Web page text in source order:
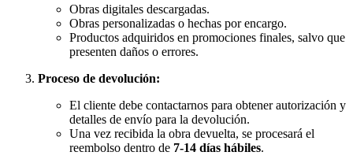
Obras digitales descargadas.
Obras personalizadas o hechas por encargo.
Productos adquiridos en promociones finales, salvo que
presenten daños o errores.
Proceso de devolución:
El cliente debe contactarnos para obtener autorización y
detalles de envío para la devolución.
Una vez recibida la obra devuelta, se procesará el
reembolso dentro de 7-14 días hábiles.